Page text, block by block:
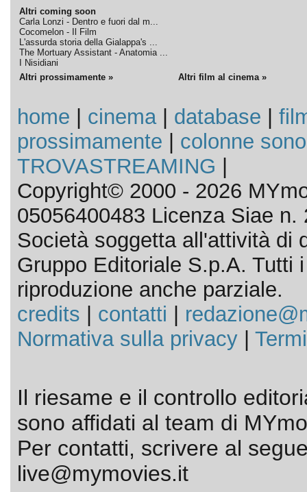
Altri coming soon
Carla Lonzi - Dentro e fuori dal m...
Cocomelon - Il Film
L'assurda storia della Gialappa's ...
The Mortuary Assistant - Anatomia ...
I Nisidiani
Altri prossimamente » Altri film al cinema »
home cinema| database
prossimamente
colonne
TROVASTREAMING
Copyright© 2000 - 2026
05056400483 Licenza Siae n.
Società soggetta all'attività di
Gruppo Editoriale S.p.A. Tutti
riproduzione anche parziale.
credits
contatti
Normativa sulla privacy|
Il riesame e il controllo
sono affidati al team di
Per contatti, scrivere al
live@mymovies.it